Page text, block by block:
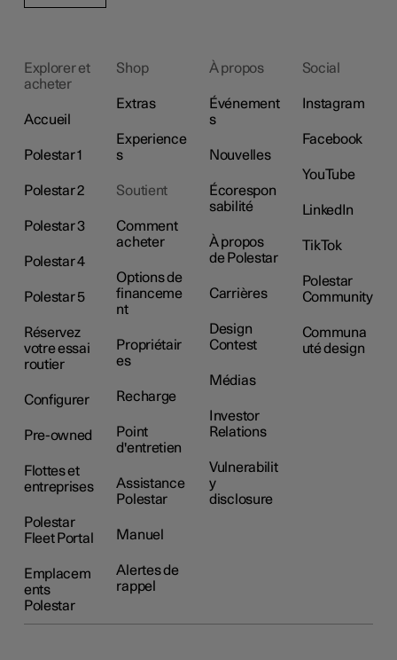
Explorer et
acheter
Accueil
Polestar 1
Polestar 2
Polestar 3
Polestar 4
Polestar 5
Réservez
votre essai
routier
Configurer
Pre-owned
Flottes et
entreprises
Polestar
Fleet Portal
Emplacem
ents
Polestar
Shop
Extras
Experience
s
Soutient
Comment
acheter
Options de
financeme
nt
Propriétair
es
Recharge
Point
d'entretien
Assistance
Polestar
Manuel
Alertes de
rappel
À propos
Événement
s
Nouvelles
Écorespon
sabilité
À propos
de Polestar
Carrières
Design
Contest
Médias
Investor
Relations
Vulnerabilit
y
disclosure
Social
Instagram
Facebook
YouTube
LinkedIn
TikTok
Polestar
Community
Communa
uté design